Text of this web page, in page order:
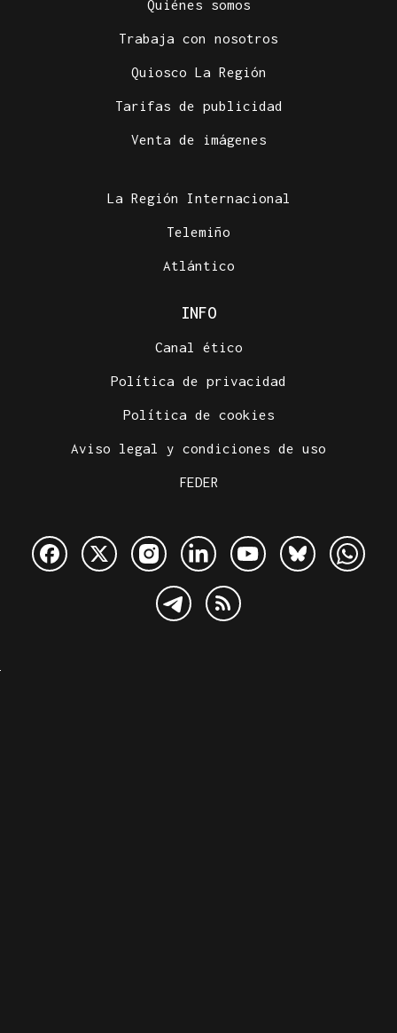
Quiénes somos
Trabaja con nosotros
Quiosco La Región
Tarifas de publicidad
Venta de imágenes
La Región Internacional
Telemiño
Atlántico
INFO
Canal ético
Política de privacidad
Política de cookies
Aviso legal y condiciones de uso
FEDER